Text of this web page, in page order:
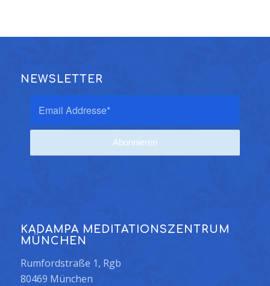
NEWSLETTER
KADAMPA MEDITATIONSZENTRUM
MÜNCHEN
Rumfordstraße 1, Rgb
80469 München